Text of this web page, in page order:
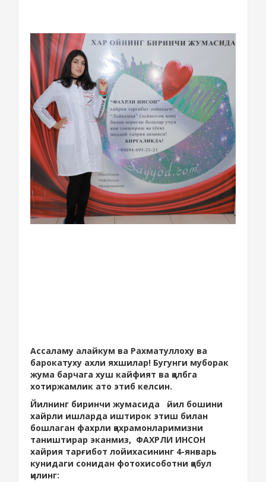
Ассаламу алайкум ва Рахматуллоху ва
барокатуху ахли яхшилар! Бугунги муборак
жума барчага хуш кайфият ва қалбга
хотиржамлик ато этиб келсин.
Йилнинг биринчи жумасида йил бошини
хайрли ишларда иштирок этиш билан
бошлаган фахрли қахрамонларимизни
таништирар эканмиз, ФАХРЛИ ИНСОН
хайрия тарғибот лойихасининг 4-январь
кунидаги сонидан фотохисоботни қабул
қилинг: